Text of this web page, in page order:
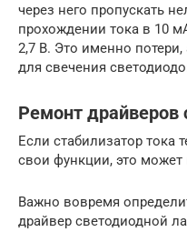
через него пропускать
прохождении тока в 10
2,7 В. Это именно
для свечения
Ремонт драйверов
Если стабилизатор тока
свои функции, это может
Важно вовремя
драйвер светодиодной